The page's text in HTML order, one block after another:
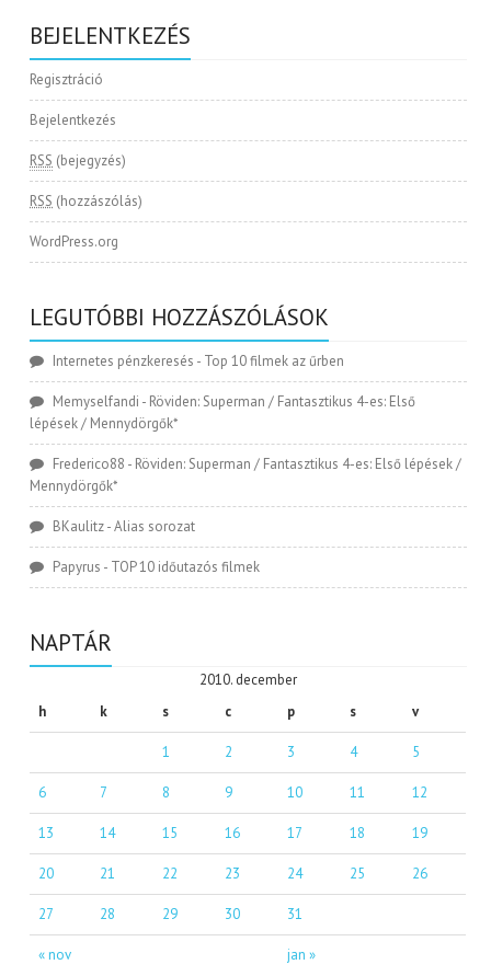
BEJELENTKEZÉS
Regisztráció
Bejelentkezés
RSS (bejegyzés)
RSS (hozzászólás)
WordPress.org
LEGUTÓBBI HOZZÁSZÓLÁSOK
Internetes pénzkeresés - Top 10 filmek az űrben
Memyselfandi - Röviden: Superman / Fantasztikus 4-es: Első
lépések / Mennydörgők*
Frederico88 - Röviden: Superman / Fantasztikus 4-es: Első lépések /
Mennydörgők*
BKaulitz-Alias sorozat
Papyrus - TOP 10 időutazós filmek
NAPTÁR
2010. december
h
k s c p s v
« nov jan »
1 2 3 4 5
6 7 8 9 10 11 12
13 14 15 16 17 18 19
20 21 22 23 24 25 26
27 28 29 30 31